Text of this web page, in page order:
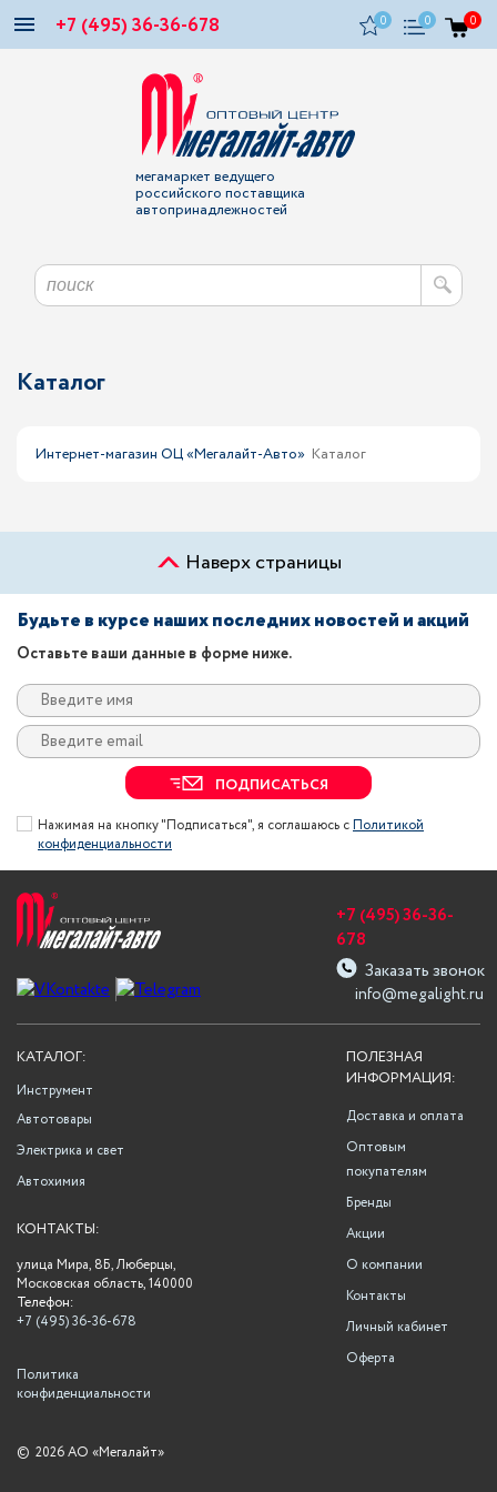
+7 (495) 36-36-678 0 0 0
мегамаркет ведущего
российского поставщика
автопринадлежностей
Каталог
Интернет-магазин ОЦ «Мегалайт-Авто» Каталог
Наверх страницы
Будьте в курсе наших последних новостей и акций
Оставьте ваши данные в форме ниже.
ПОДПИСАТЬСЯ
Нажимая на кнопку "Подписаться", я соглашаюсь сПолитикой
конфиденциальности
info@megalight.ru
+7 (495) 36-36-
678
Заказать звонок
ПОЛЕЗНАЯ
ИНФОРМАЦИЯ:
Доставка и оплата
Оптовым
покупателям
Бренды
Акции
О компании
Контакты
Личный кабинет
Оферта
КАТАЛОГ:
Инструмент
Автотовары
Электрика и свет
Автохимия
КОНТАКТЫ:
улица Мира, 8Б, Люберцы,
Московская область, 140000
Телефон:
+7 (495) 36-36-678
Политика
конфиденциальности
© 2026 АО «Мегалайт»